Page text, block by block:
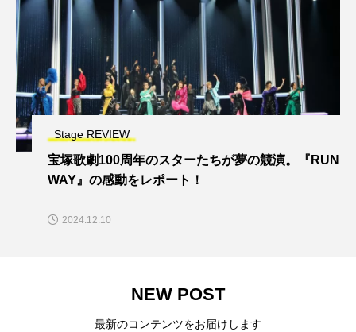
Stage REVIEW
宝塚歌劇100周年のスターたちが夢の競演。『RUN
WAY』の感動をレポート！
2024.12.10
NEW POST
最新のコンテンツをお届けします